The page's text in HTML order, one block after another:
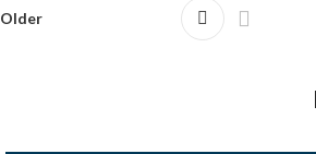
Older